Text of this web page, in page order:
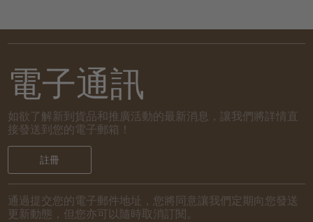
電子通訊
如欲了解新到貨品和推廣活動的最新消息，讓我們將詳情直
接發送到您的電子郵箱！
註冊
通過提交您的電子郵件地址，您將同意讓我們定期向您發送
更新動態，但您亦可以隨時取消訂閱。